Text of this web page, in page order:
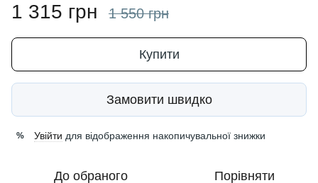
1 315 грн 1 550 грн
Купити
Замовити швидко
% Увійти для відображення накопичувальної знижки
До обраного Порівняти